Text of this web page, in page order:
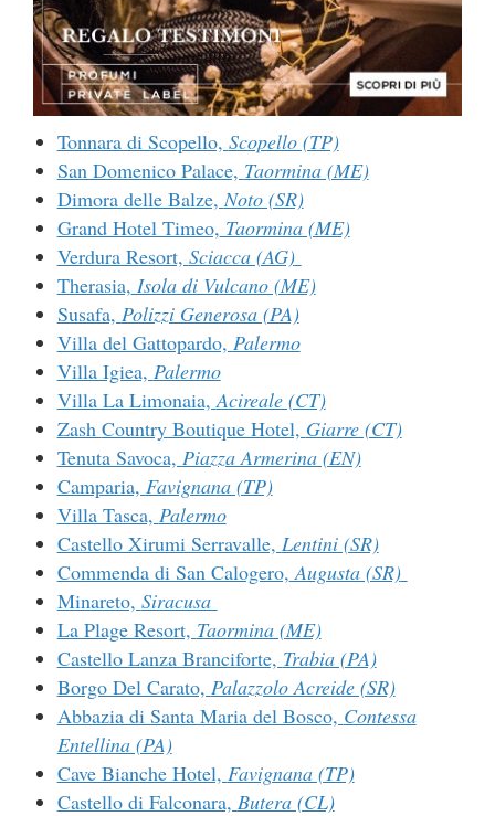
Tonnara di Scopello, Scopello (TP)
San Domenico Palace, Taormina (ME)
Dimora delle Balze, Noto (SR)
Grand Hotel Timeo, Taormina (ME)
Verdura Resort, Sciacca (AG)
Therasia, Isola di Vulcano (ME)
Susafa, Polizzi Generosa (PA)
Villa del Gattopardo, Palermo
Villa Igiea, Palermo
Villa La Limonaia, Acireale (CT)
Zash Country Boutique Hotel, Giarre (CT)
Tenuta Savoca, Piazza Armerina (EN)
Camparia, Favignana (TP)
Villa Tasca, Palermo
Castello Xirumi Serravalle, Lentini (SR)
Commenda di San Calogero, Augusta (SR)
Minareto, Siracusa
La Plage Resort, Taormina (ME)
Castello Lanza Branciforte, Trabia (PA)
Borgo Del Carato, Palazzolo Acreide (SR)
Abbazia di Santa Maria del Bosco, Contessa
Entellina (PA)
Cave Bianche Hotel, Favignana (TP)
Castello di Falconara, Butera (CL)